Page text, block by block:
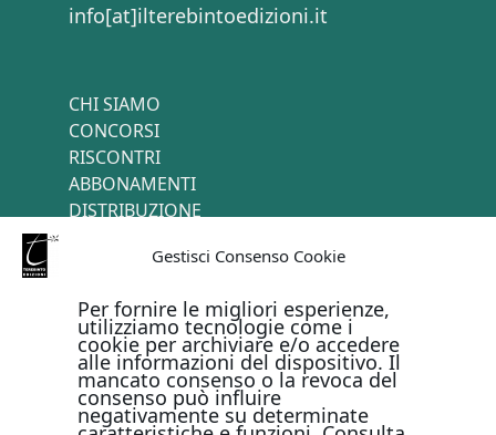
Gestisci Consenso Cookie
Per fornire le migliori esperienze,
utilizziamo tecnologie come i
cookie per archiviare e/o accedere
alle informazioni del dispositivo. Il
mancato consenso o la revoca del
consenso può influire
negativamente su determinate
info[at]ilterebintoedizioni.it
CHI SIAMO
CONCORSI
RISCONTRI
ABBONAMENTI
DISTRIBUZIONE
PAGAMENTI ONLINE CON